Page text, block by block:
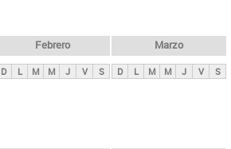
Febrero
D L M M J V S
Marzo
D L M M J V S